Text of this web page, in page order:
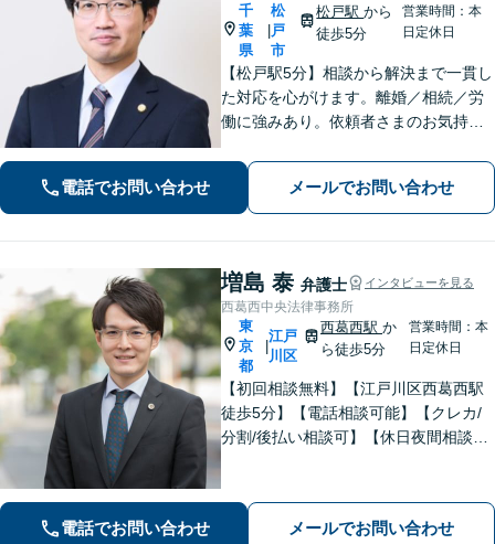
千
葉
県
松
戸
市
松戸駅から
徒歩5分
営業時間：本
日定休日
【松戸駅5分】相談から解決まで一貫し
た対応を心がけます。離婚／相続／労
働に強みあり。依頼者さまのお気持ち
策をご提案。前向きな気持ちになれる
ようサポートします。【初回相談無
料】【夜間・休日相談可能】
電話でお問い合わせ メールでお問い合わせ
増島 泰 弁護士 インタビューを見る
西葛西中央法律事務所
東
京
都
江戸
川区
西葛西駅か
ら徒歩5分
営業時間：本
日定休日
【初回相談無料】【江戸川区西葛西駅
徒歩5分】【電話相談可能】【クレカ/
分割/後払い相談可】【休日夜間相談可
と経験が豊富な弁護士が、フットワー
ク軽く問題解決に尽力します。
電話でお問い合わせ メールでお問い合わせ